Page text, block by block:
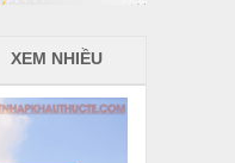
XEM NHIỀU